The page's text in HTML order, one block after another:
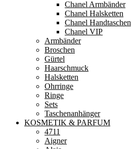
Chanel Armbänder
Chanel Halsketten
Chanel Handtaschen
Chanel VIP
Armbänder
Broschen
Gürtel
Haarschmuck
Halsketten
Ohrringe
Ringe
Sets
Taschenanhänger
KOSMETIK & PARFUM
4711
Aigner